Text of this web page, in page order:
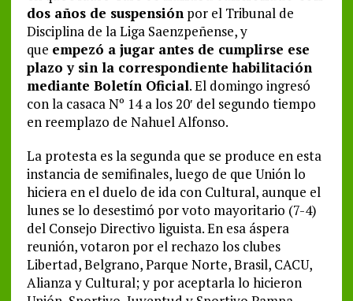
dos años de suspensiónpor el Tribunal de
Disciplina de la Liga Saenzpeñense, y
que empezó a jugar antes de cumplirse ese
plazo y sin la correspondiente habilitación
mediante Boletín Oficial. El domingo ingresó
con la casaca Nº 14 a los 20′ del segundo tiempo
en reemplazo de Nahuel Alfonso.
La protesta es la segunda que se produce en esta
instancia de semifinales, luego de que Unión lo
hiciera en el duelo de ida con Cultural, aunque el
lunes se lo desestimó por voto mayoritario (7-4)
del Consejo Directivo liguista. En esa áspera
reunión, votaron por el rechazo los clubes
Libertad, Belgrano, Parque Norte, Brasil, CACU,
Alianza y Cultural; y por aceptarla lo hicieron